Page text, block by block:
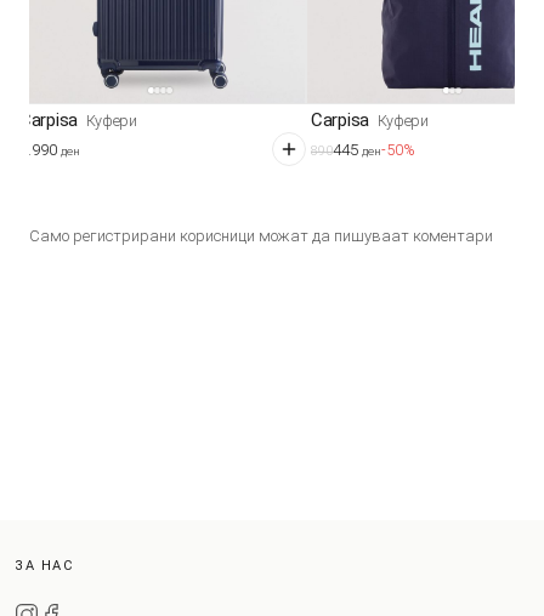
Carpisa Куфери
7.990 ден
Carpisa Куфери
890445 ден-50%
Само регистрирани корисници можат да пишуваат коментари
ЗА НАС